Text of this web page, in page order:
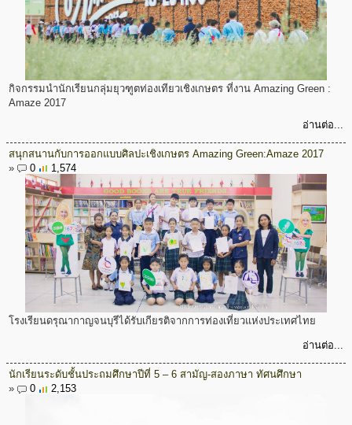
กิจกรรมนำนักเรียนกลุ่มยุวฑูตท่องเทียวเชิงเกษตร ที่งาน Amazing Green :
Amaze 2017
อ่านต่อ...
สนุกสนานกับการออกแบบศิลปะเชิงเกษตร Amazing Green:Amaze 2017
»
0 1,574
โรงเรียนดรุณากาญจนบุรีได้รับเกียรติจากการท่องเที่ยวแห่งประเทศไทย
อ่านต่อ...
นักเรียนระดับชั้นประถมศึกษาปีที่ 5 – 6 สามัญ-สองภาษา ทัศนศึกษา
»
0 2,153